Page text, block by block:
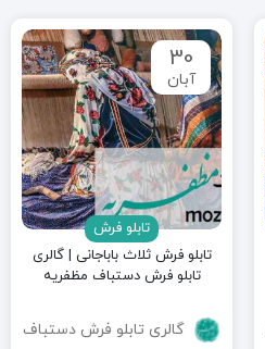
تابلو فرش
30
آبان
تابلو فرش ثلاث باباجانی | گالری
تابلو فرش دستباف مظفریه
گالری تابلو فرش دستباف